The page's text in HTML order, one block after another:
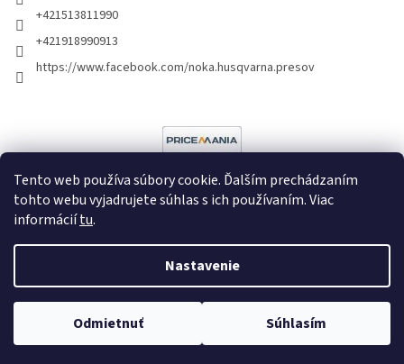
Tento web používa súbory cookie. Ďalším prechádzaním
tohto webu vyjadrujete súhlas s ich používaním. Viac
informáciítu.
Nastavenie
Odmietnuť Súhlasím
+421513811990
+421918990913
https://www.facebook.com/noka.husqvarna.presov
Poradíme vám?